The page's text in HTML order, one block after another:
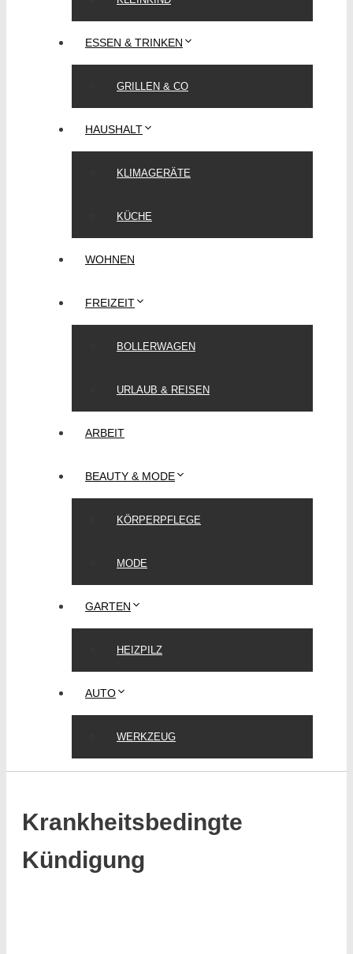
ESSEN & TRINKEN
GRILLEN & CO
HAUSHALT
KLIMAGERÄTE
KÜCHE
WOHNEN
FREIZEIT
BOLLERWAGEN
URLAUB & REISEN
ARBEIT
BEAUTY & MODE
KÖRPERPFLEGE
MODE
GARTEN
HEIZPILZ
AUTO
WERKZEUG
Krankheitsbedingte
Kündigung